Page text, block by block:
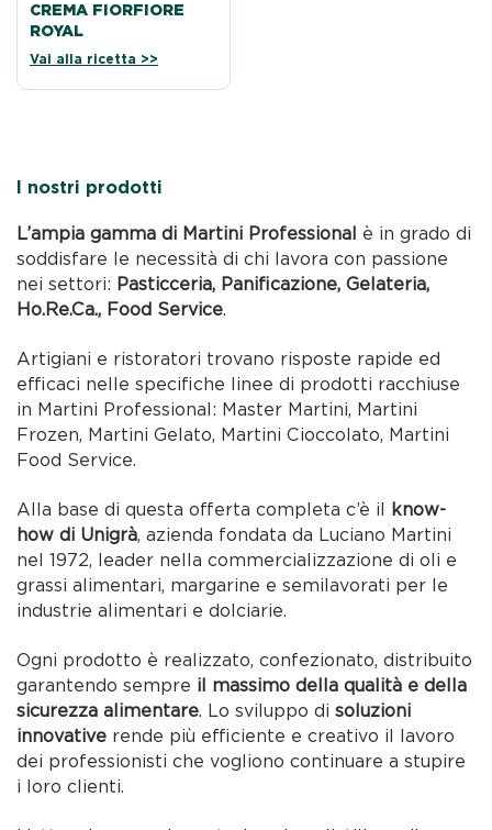
CREMA FIORFIORE
ROYAL
Vai alla ricetta >>
I nostri prodotti
L’ampia gamma di Martini Professional è in grado di
soddisfare le necessità di chi lavora con passione
nei settori: Pasticceria, Panificazione, Gelateria,
Ho.Re.Ca., Food Service.
Artigiani e ristoratori trovano risposte rapide ed
efficaci nelle specifiche linee di prodotti racchiuse
in Martini Professional: Master Martini, Martini
Frozen, Martini Gelato, Martini Cioccolato, Martini
Food Service.
Alla base di questa offerta completa c’è il
know-
how di Unigrà, azienda fondata da Luciano Martini
nel 1972, leader nella commercializzazione di oli e
grassi alimentari, margarine e semilavorati per le
industrie alimentari e dolciarie.
Ogni prodotto è realizzato, confezionato, distribuito
garantendo sempre il massimo della qualità e della
sicurezza alimentare. Lo sviluppo disoluzioni
innovative rende più efficiente e creativo il lavoro
dei professionisti che vogliono continuare a stupire
i loro clienti.